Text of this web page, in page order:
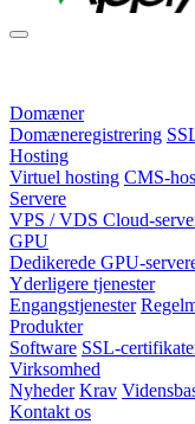
Domæner
Domæneregistrering
Hosting
Virtuel hosting CMS-
Servere
VPS / VDS Cloud-
GPU
Dedikerede GPU-
Yderligere tjenester
Engangstjenester
Produkter
Software SSL-
Virksomhed
Nyheder Krav
Kontakt os